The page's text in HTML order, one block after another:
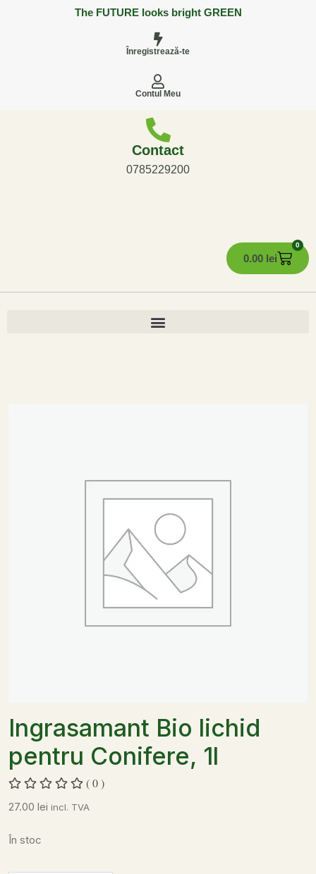
The FUTURE looks bright GREEN
Înregistrează-te
Contul Meu
Contact
0785229200
0.00 lei
0
Ingrasamant Bio lichid
pentru Conifere, 1l
( 0 )
27.00 lei incl. TVA
În stoc